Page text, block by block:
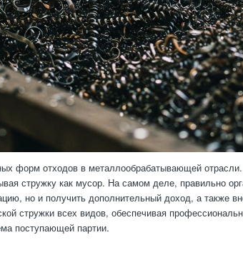
форм отходов в металлообрабатывающей
стружку как мусор. На самом деле, правильно
но и получить дополнительный доход, а
стружки всех видов, обеспечивая
поступающей партии.